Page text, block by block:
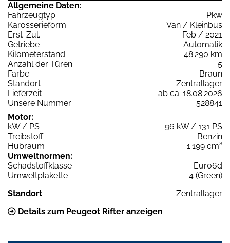
Allgemeine Daten:
Fahrzeugtyp
Pkw
Karosserieform
Van / Kleinbus
Erst-Zul.
Feb / 2021
Getriebe
Automatik
Kilometerstand
48.290 km
Anzahl der Türen
5
Farbe
Braun
Standort
Zentrallager
Lieferzeit
ab ca. 18.08.2026
Unsere Nummer
528841
Motor:
kW / PS
96 kW / 131 PS
Treibstoff
Benzin
Hubraum
1.199 cm³
Umweltnormen:
Schadstoffklasse
Euro6d
Umweltplakette
4 (Green)
Standort
Zentrallager
Details zum Peugeot Rifter anzeigen